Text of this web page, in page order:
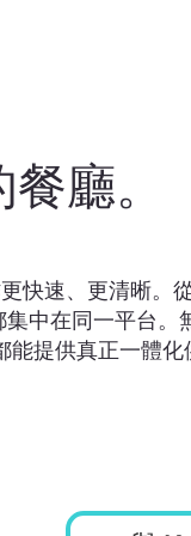
廳。
快速、更清晰。
中在同一平台。
提供真正一體